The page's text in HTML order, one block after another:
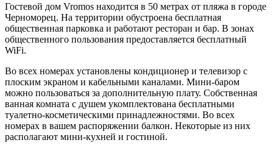
Гостевой дом Vromos находится в 50 метрах от пляжа в городе
Черноморец. На территории обустроена бесплатная
общественная парковка и работают ресторан и бар. В зонах
общественного пользования предоставляется бесплатный
WiFi.
Во всех номерах установлены кондиционер и телевизор с
плоским экраном и кабельными каналами. Мини-баром
можно пользоваться за дополнительную плату. Собственная
ванная комната с душем укомплектована бесплатными
туалетно-косметическими принадлежностями. Во всех
номерах в вашем распоряжении балкон. Некоторые из них
располагают мини-кухней и гостиной.